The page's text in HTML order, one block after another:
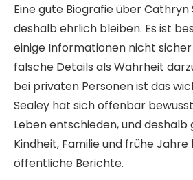
Eine gute Biografie über Cathryn
deshalb ehrlich bleiben. Es ist
einige Informationen nicht
falsche Details als Wahrheit
bei privaten Personen ist das
Sealey hat sich offenbar
Leben entschieden, und
Kindheit, Familie und frühe
öffentliche Berichte.